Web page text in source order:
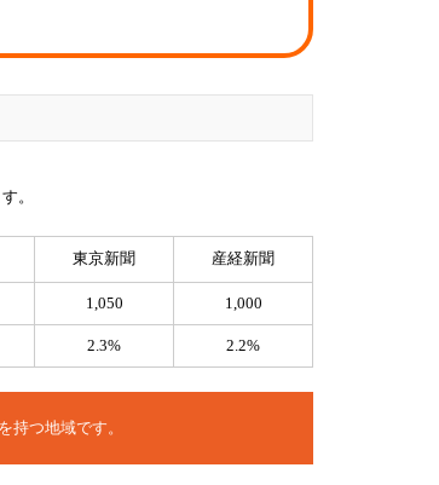
。
東京新聞 産経新聞
1,050 1,000
2.3% 2.2%
持つ地域です。